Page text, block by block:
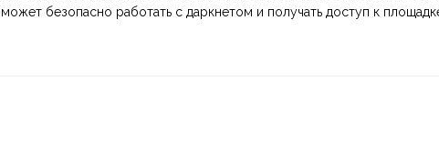
безопасно работать с даркнетом и получать доступ к